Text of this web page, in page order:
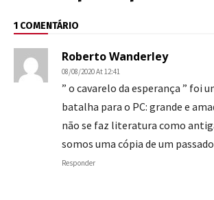
1 COMENTÁRIO
Roberto Wanderley
08/08/2020 At 12:41
” o cavarelo da esperança ” foi
batalha para o PC: grande e
não se faz literatura como
somos uma cópia de um
Responder